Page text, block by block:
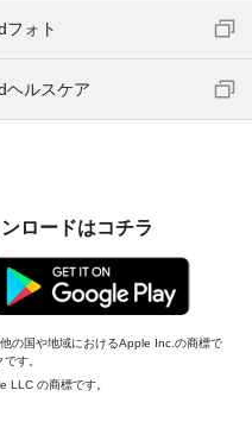
フォト
ヘルスケア
ロードはコチラ
の国や地域におけるApple Inc.の商標で
す。
LLC の商標です。